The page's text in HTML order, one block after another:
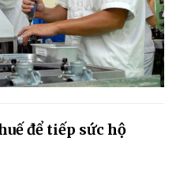
để tiếp sức hộ